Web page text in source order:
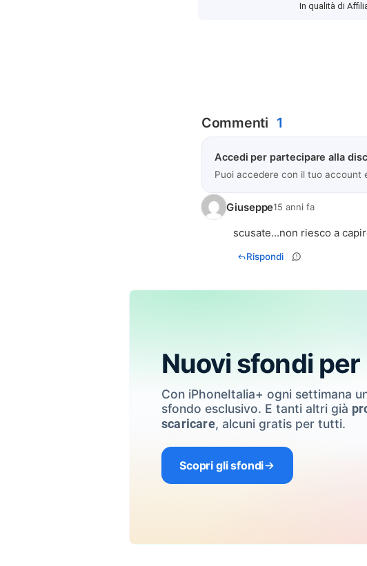
In qualità di
Commenti 1
Accedi per partecipare alla
Puoi accedere con il tuo account
Giuseppe15 anni fa
scusate...non riesco a
Rispondi
Nuovi sfondi per
Con iPhoneItalia+ ogni settimana
sfondo esclusivo. E tanti altri già
scaricare, alcuni gratis per tutti.
Scopri gli sfondi